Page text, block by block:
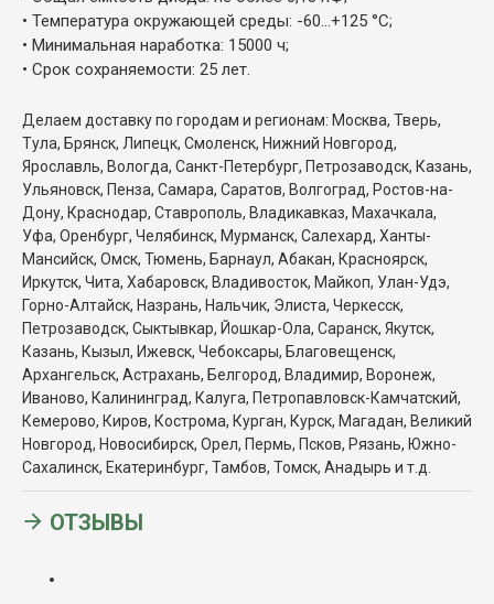
• Температура окружающей среды: -60...+125 °С;
• Минимальная наработка: 15000 ч;
• Срок сохраняемости: 25 лет.
Делаем доставку по городам и регионам: Москва, Тверь,
Тула, Брянск, Липецк, Смоленск, Нижний Новгород,
Ярославль, Вологда, Санкт-Петербург, Петрозаводск, Казань,
Ульяновск, Пенза, Самара, Саратов, Волгоград, Ростов-на-
Дону, Краснодар, Ставрополь, Владикавказ, Махачкала,
Уфа, Оренбург, Челябинск, Мурманск, Салехард, Ханты-
Мансийск, Омск, Тюмень, Барнаул, Абакан, Красноярск,
Иркутск, Чита, Хабаровск, Владивосток, Майкоп, Улан-Удэ,
Горно-Алтайск, Назрань, Нальчик, Элиста, Черкесск,
Петрозаводск, Сыктывкар, Йошкар-Ола, Саранск, Якутск,
Казань, Кызыл, Ижевск, Чебоксары, Благовещенск,
Архангельск, Астрахань, Белгород, Владимир, Воронеж,
Иваново, Калининград, Калуга, Петропавловск-Камчатский,
Кемерово, Киров, Кострома, Курган, Курск, Магадан, Великий
Новгород, Новосибирск, Орел, Пермь, Псков, Рязань, Южно-
Сахалинск, Екатеринбург, Тамбов, Томск, Анадырь и т.д.
ОТЗЫВЫ